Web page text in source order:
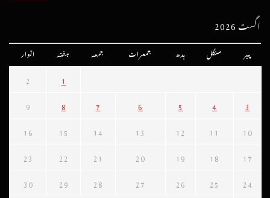
اگست 2026
پیر منگل بدھ جمعرات جمعہ ہفتہ اتوار
1
2
3
4
5
6
7
8
9
10
11
12
13
14
15
16
17
18
19
20
21
22
23
24
25
26
27
28
29
30